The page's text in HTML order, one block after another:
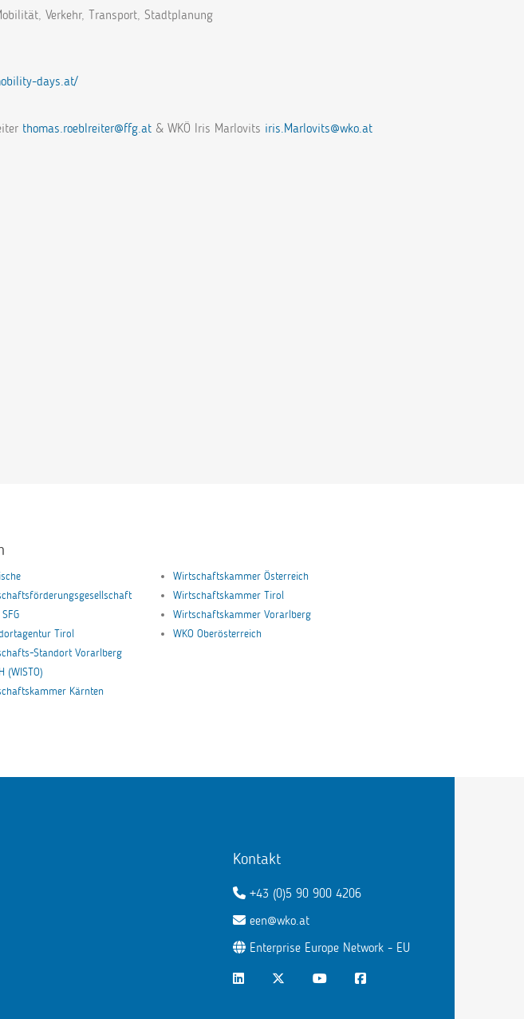
Verkehr, Transport, Stadtplanung
days.at/
thomas.roeblreiter@ffg.at & WKÖ Iris Marlovits iris.Marlovits@wko.at
Tirol
Standort Vorarlberg
(WISTO)
Kärnten
Wirtschaftskammer Österreich
Wirtschaftskammer Tirol
Wirtschaftskammer Vorarlberg
WKO Oberösterreich
Kontakt
+43 (0)5 90 900 4206
een@wko.at
Enterprise Europe Network - EU
LinkedInTwitterYoutubeFacebook